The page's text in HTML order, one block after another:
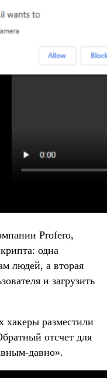
Profero,
одна
людей, а вторая
и загрузить
хакеры разместили
отсчет для
давно».